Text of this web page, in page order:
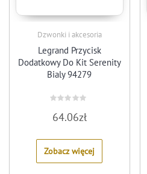
Dzwonki i akcesoria
Legrand Przycisk
Dodatkowy Do Kit Serenity
Bialy 94279
0
out
5
64.06zł
Zobacz więcej